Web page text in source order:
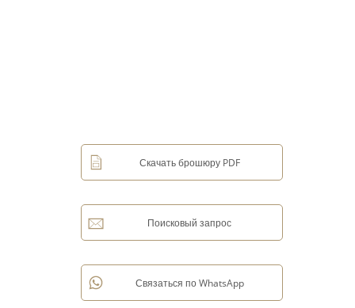
Скачать брошюру PDF
Поисковый запрос
Связаться по WhatsApp